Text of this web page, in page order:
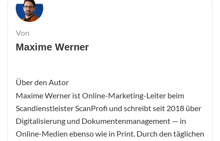
Von
Maxime Werner
Über den Autor
Maxime Werner ist Online-Marketing-Leiter beim
Scandienstleister ScanProfi und schreibt seit 2018 über
Digitalisierung und Dokumentenmanagement — in
Online-Medien ebenso wie in Print. Durch den täglichen